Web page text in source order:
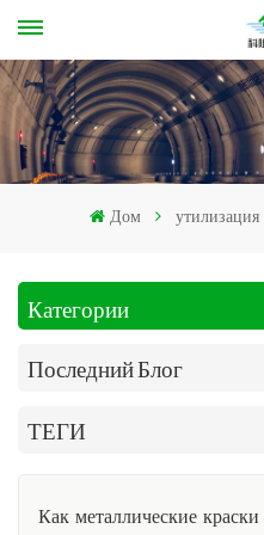
Дом утилизация
Категории
Последний Блог
ТЕГИ
Как металлические